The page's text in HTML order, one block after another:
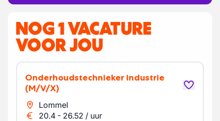
NOG 1 VACATURE
VOOR JOU
Onderhoudstechnieker industrie
(M/V/X)
Lommel
20.4 - 26.52 / uur